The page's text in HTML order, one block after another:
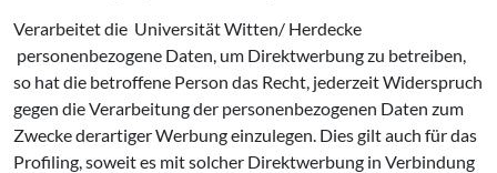
Verarbeitet die Universität Witten/ Herdecke
personenbezogene Daten, um Direktwerbung zu betreiben,
so hat die betroffene Person das Recht, jederzeit Widerspruch
gegen die Verarbeitung der personenbezogenen Daten zum
Zwecke derartiger Werbung einzulegen. Dies gilt auch für das
Profiling, soweit es mit solcher Direktwerbung in Verbindung